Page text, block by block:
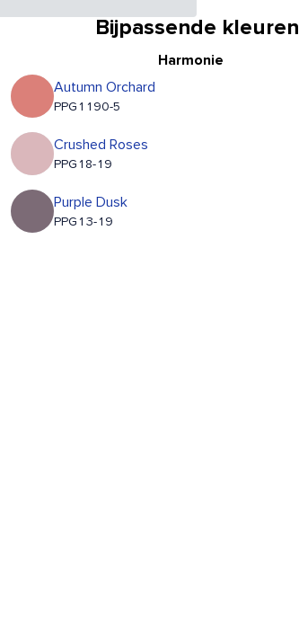
Bijpassende kleuren
Harmonie
Autumn Orchard
PPG1190-5
Crushed Roses
PPG18-19
Purple Dusk
PPG13-19